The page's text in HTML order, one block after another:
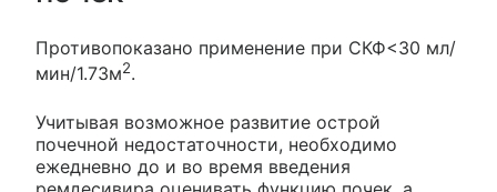
Противопоказано применение при СКФ<30 мл/
мин/1.73м2.
Учитывая возможное развитие острой
почечной недостаточности, необходимо
ежедневно до и во время введения